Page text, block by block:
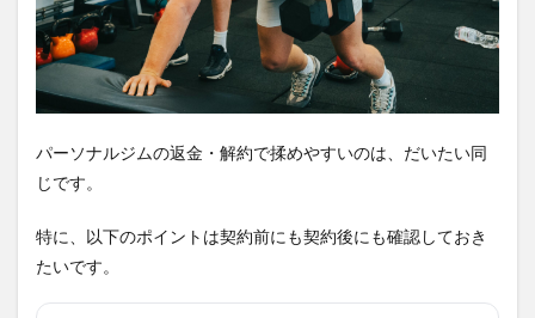
パーソナルジムの返金・解約で揉めやすいのは、だいたい同
じです。
特に、以下のポイントは契約前にも契約後にも確認しておき
たいです。